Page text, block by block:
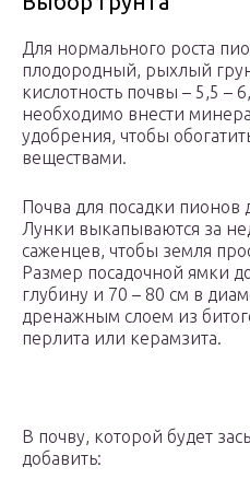
Для нормального роста
плодородный, рыхлый
кислотность почвы – 5,5 –
необходимо внести
удобрения, чтобы
веществами.
Почва для посадки пионов
Лунки выкапываются за
саженцев, чтобы земля
Размер посадочной ямки
глубину и 70 – 80 см в
дренажным слоем из
перлита или керамзита.
В почву, которой будет
добавить: